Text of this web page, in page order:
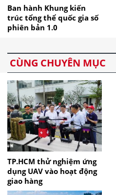
Ban hành Khung kiến
trúc tổng thể quốc gia số
phiên bản 1.0
CÙNG CHUYÊN MỤC
TP.HCM thử nghiệm ứng
dụng UAV vào hoạt động
giao hàng